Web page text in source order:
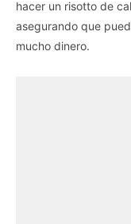
hacer un risotto de
asegurando que
mucho dinero.